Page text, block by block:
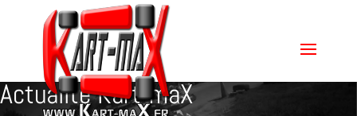
Actualité Kart-maX